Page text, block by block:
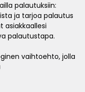
palautuksiin:
ja tarjoa palautus
asiakkaallesi
palautustapa.
vaihtoehto, jolla